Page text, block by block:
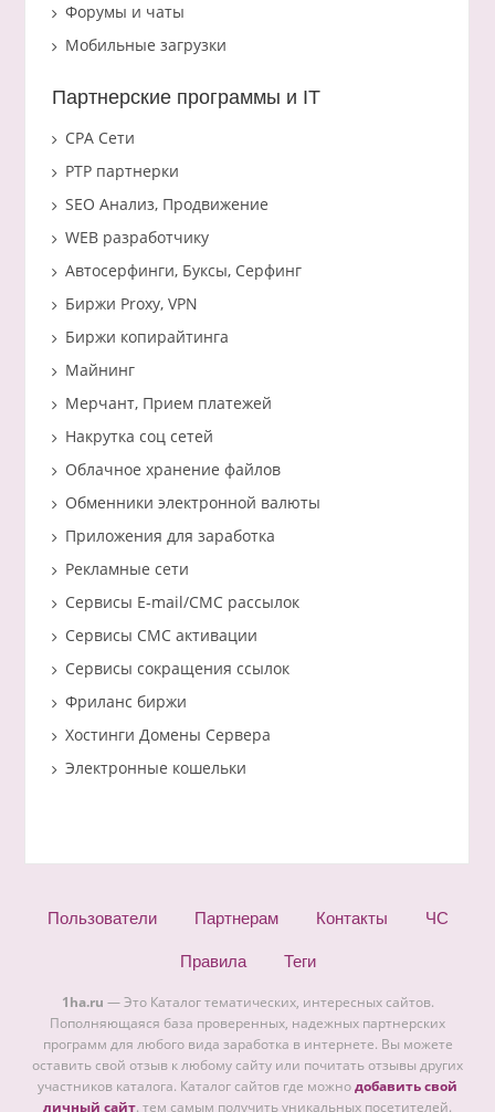
Форумы и чаты
Мобильные загрузки
Партнерские программы и IT
CPA Сети
PTP партнерки
SEO Анализ, Продвижение
WEB разработчику
Автосерфинги, Буксы, Серфинг
Биржи Proxy, VPN
Биржи копирайтинга
Майнинг
Мерчант, Прием платежей
Накрутка соц сетей
Облачное хранение файлов
Обменники электронной валюты
Приложения для заработка
Рекламные сети
Сервисы E-mail/СМС рассылок
Сервисы СМС активации
Сервисы сокращения ссылок
Фриланс биржи
Хостинги Домены Сервера
Электронные кошельки
Пользователи Партнерам Контакты ЧС
Правила Теги
1ha.ru — Это Каталог тематических, интересных сайтов.
Пополняющаяся база проверенных, надежных партнерских
программ для любого вида заработка в интернете. Вы можете
оставить свой отзыв к любому сайту или почитать отзывы других
участников каталога. Каталог сайтов где можнодобавить свой
личный сайт. тем самым получить уникальных посетителей.